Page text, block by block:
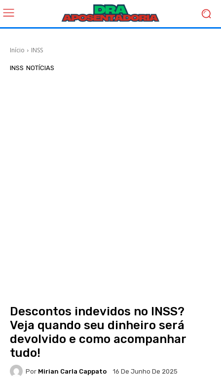
Início INSS
INSS NOTÍCIAS
Descontos indevidos no INSS?
Veja quando seu dinheiro será
devolvido e como acompanhar
tudo!
Por Mirian Carla Cappato 16 De Junho De 2025